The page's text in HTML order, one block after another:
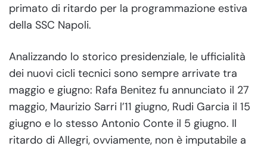
primato di ritardo per la programmazione estiva
della SSC Napoli.
Analizzando lo storico presidenziale, le ufficialità
dei nuovi cicli tecnici sono sempre arrivate tra
maggio e giugno: Rafa Benitez fu annunciato il 27
maggio, Maurizio Sarri l’11 giugno, Rudi Garcia il 15
giugno e lo stesso Antonio Conte il 5 giugno. Il
ritardo di Allegri, ovviamente, non è imputabile a